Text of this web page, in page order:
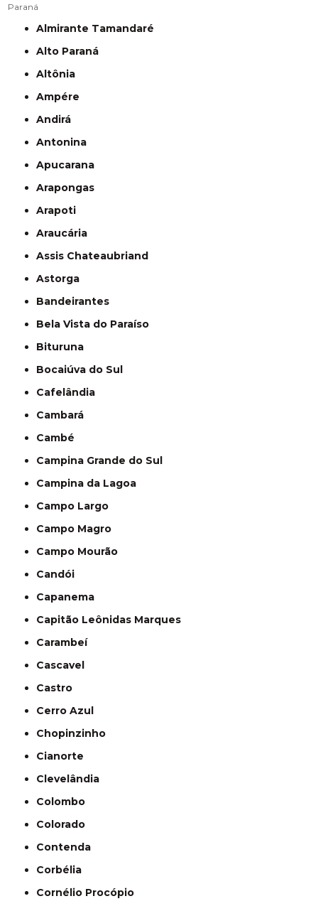
Paraná
Almirante Tamandaré
Alto Paraná
Altônia
Ampére
Andirá
Antonina
Apucarana
Arapongas
Arapoti
Araucária
Assis Chateaubriand
Astorga
Bandeirantes
Bela Vista do Paraíso
Bituruna
Bocaiúva do Sul
Cafelândia
Cambará
Cambé
Campina Grande do Sul
Campina da Lagoa
Campo Largo
Campo Magro
Campo Mourão
Candói
Capanema
Capitão Leônidas Marques
Carambeí
Cascavel
Castro
Cerro Azul
Chopinzinho
Cianorte
Clevelândia
Colombo
Colorado
Contenda
Corbélia
Cornélio Procópio